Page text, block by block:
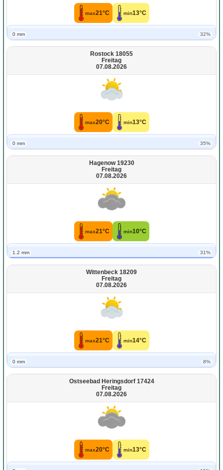
max21°C min13°C
0 mm 32%
Rostock 18055
Freitag
07.08.2026
max20°C min13°C
0 mm 35%
Hagenow 19230
Freitag
07.08.2026
max21°C min10°C
1.2 mm 31%
Wittenbeck 18209
Freitag
07.08.2026
max21°C min14°C
0 mm 8%
Ostseebad Heringsdorf 17424
Freitag
07.08.2026
max20°C min13°C